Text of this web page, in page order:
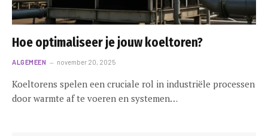
Hoe optimaliseer je jouw koeltoren?
ALGEMEEN november 20, 2025
Koeltorens spelen een cruciale rol in industriële processen
door warmte af te voeren en systemen…